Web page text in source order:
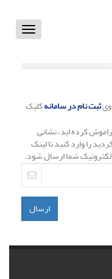
Toggle
ثبت نام در سامانهکلیک
کرده اید، نشانی
را وارد کنید تا لینک
شما ارسال شود.
ارسال